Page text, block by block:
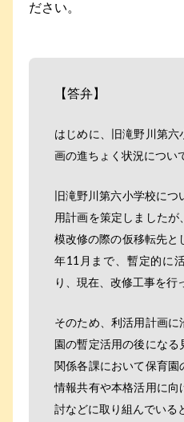
ださい。
【答弁】
はじめに、旧滝野川第
画の進ちょく状況につい
旧滝野川第六小学校に
用計画を策定しましたが
模改修の際の仮移転先と
年11月まで、暫定的に
り、現在、改修工事を行
そのため、利活用計画に
園の暫定活用の後になる
関係各課において保育
情報共有や本格活用に向
討などに取り組んでいる